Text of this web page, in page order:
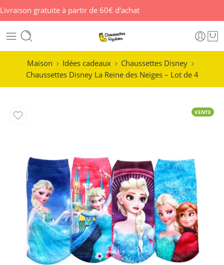
Livraison gratuite à partir de 60€ d'achat
Maison Idées cadeaux
Chaussettes Disney
Chaussettes Disney La Reine des Neiges – Lot de 4
VENTE